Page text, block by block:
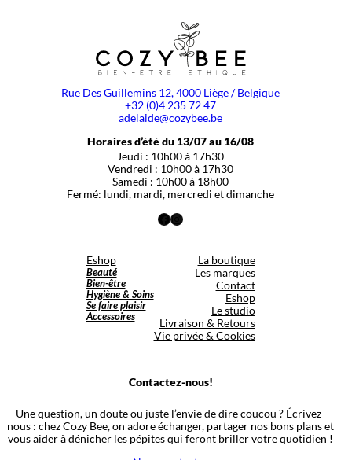
Rue Des Guillemins 12, 4000 Liège / Belgique
+32 (0)4 235 72 47
adelaide@cozybee.be
Horaires d’été du 13/07 au 16/08
Jeudi : 10h00 à 17h30
Vendredi : 10h00 à 17h30
Samedi : 10h00 à 18h00
Fermé: lundi, mardi, mercredi et dimanche
Facebook
Instagram
Eshop
Beauté
Bien-être
Hygiène & Soins
Se faire plaisir
Accessoires
La boutique
Les marques
Contact
Eshop
Le studio
Livraison & Retours
Vie privée & Cookies
Contactez-nous!
Une question, un doute ou juste l’envie de dire coucou ? Écrivez-
nous : chez Cozy Bee, on adore échanger, partager nos bons plans et
vous aider à dénicher les pépites qui feront briller votre quotidien !